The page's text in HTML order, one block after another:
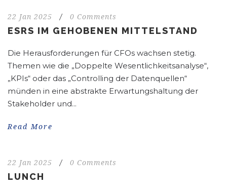
22 Jan 2025 / 0 Comments
ESRS IM GEHOBENEN MITTELSTAND
Die Herausforderungen für CFOs wachsen stetig.
Themen wie die „Doppelte Wesentlichkeitsanalyse“,
„KPIs“ oder das „Controlling der Datenquellen“
münden in eine abstrakte Erwartungshaltung der
Stakeholder und...
Read More
22 Jan 2025 / 0 Comments
LUNCH